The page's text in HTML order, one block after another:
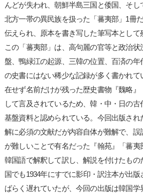
んどが失われ、朝鮮半島三国と倭国、そ
北方一帯の異民族を扱った「蕃夷部」1冊
伝えられ、原本を書き写した筆写本として
この「蕃夷部」は、高句麗の官等と政治
盤、鴨緑江の起源、三韓の位置、百済の
の史書にはない稀少な記録が多く書かれ
在せず名前だけが残った歴史書物『魏略』
して言及されているため、韓・中・日の
基盤資料と認められている。今回出版さ
解に必須の文献だが内容自体が難解で、
が難しいことで有名だった『翰苑』「蕃
韓国語で解釈して訳し、解説を付けたもの
国でも1934年にすでに影印・訳注本が出
ばらく遅れていたが、今回の出版は韓国